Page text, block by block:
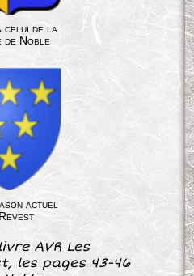
celui de la
de Noble
actuel
AVR Les
les pages 43-46